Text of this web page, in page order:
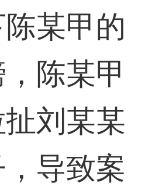
某甲的
陈某甲
刘某某
导致案